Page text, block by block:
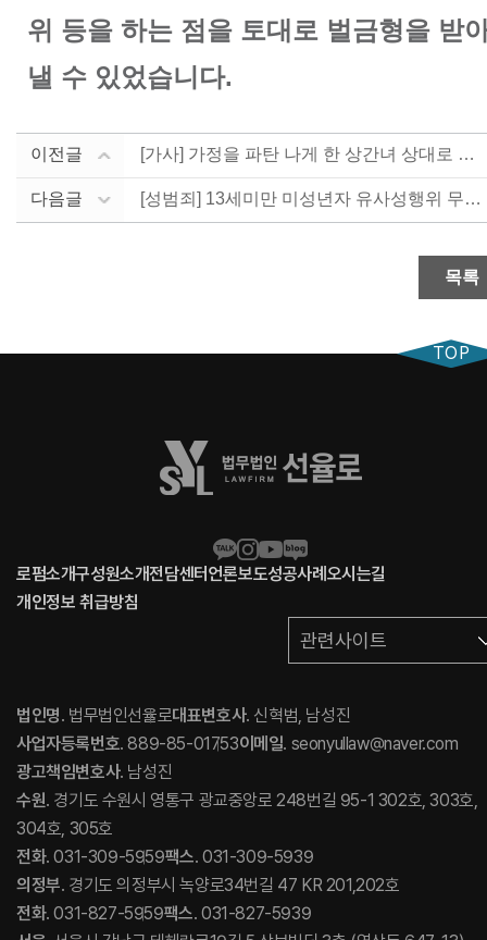
위 등을 하는 점을 토대로 벌금형을 받
낼 수 있었습니다.
이전글 [가사] 가정을 파탄 나게 한 상간녀 상대로 위자료 청....
다음글 [성범죄] 13세미만 미성년자 유사성행위 무혐의 입증 ....
목록
로펌소개구성원소개전담센터언론보도성공사례 오시는길
개인정보 취급방침
관련사이트
법인명. 법무법인선율로대표변호사. 신혁범, 남성진
사업자등록번호. 889-85-01753이메일. seonyullaw@naver.com
광고책임변호사. 남성진
수원. 경기도 수원시 영통구 광교중앙로 248번길 95-1 302호, 303호,
304호, 305호
전화. 031-309-5959팩스. 031-309-5939
의정부. 경기도 의정부시 녹양로34번길 47 KR 201,202호
전화. 031-827-5959팩스. 031-827-5939
TOP